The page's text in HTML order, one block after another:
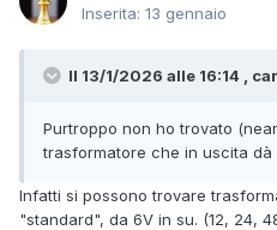
Inserita: 13 gennaio
Il 13/1/2026 alle 16:14 ,
Purtroppo non ho trovato
trasformatore che in uscita dà
Infatti si possono trovare
"standard", da 6V in su. (12, 24,